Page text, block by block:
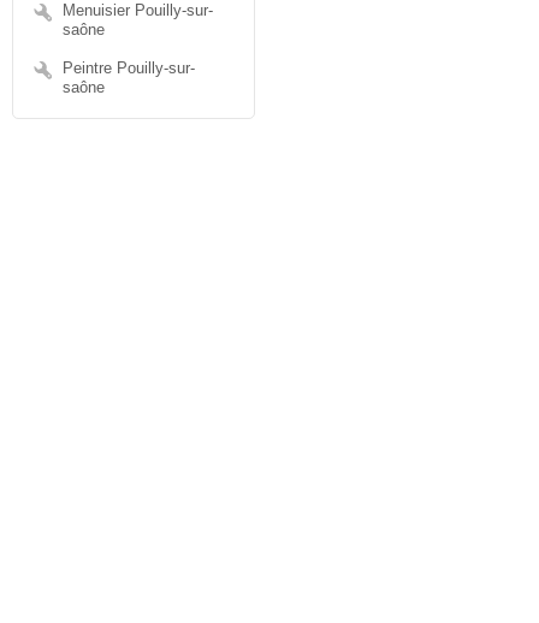
Menuisier Pouilly-sur-
saône
Peintre Pouilly-sur-
saône